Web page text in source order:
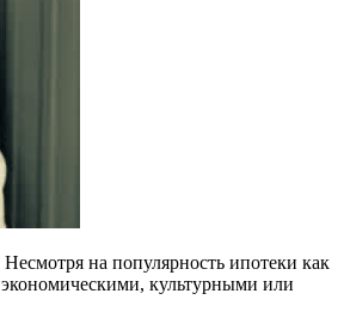
на популярность ипотеки как
культурными или